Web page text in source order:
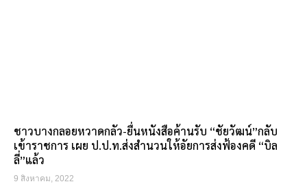
ชาวบางกลอยหวาดกลัว-ยื่นหนังสือค้านรับ “ชัยวัฒน์”กลับ
เข้าราชการ เผย ป.ป.ท.ส่งสำนวนให้อัยการส่งฟ้องคดี “บิล
ลี่”แล้ว
9 สิงหาคม, 2022